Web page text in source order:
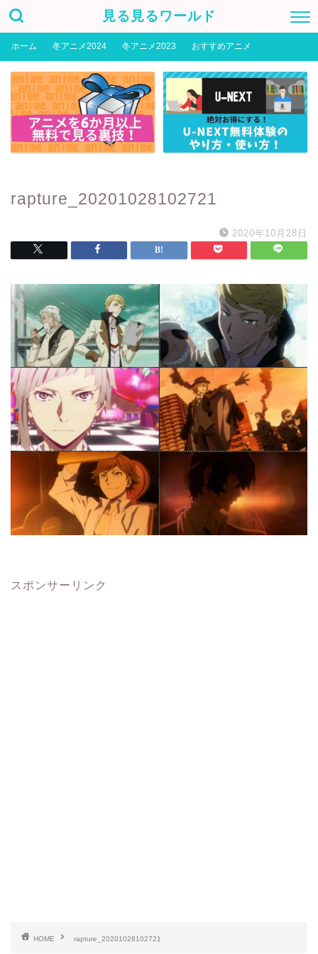
見る見るワールド
ホーム 冬アニメ2024 冬アニメ2023 おすすめアニメ
rapture_20201028102721
2020年10月28日
スポンサーリンク
HOME rapture_20201028102721